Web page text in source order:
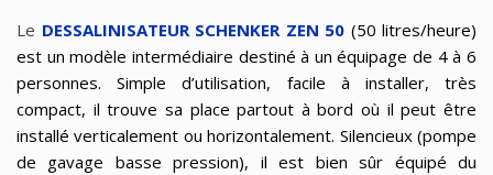
Le DESSALINISATEUR SCHENKER ZEN 50 (50 litres/heure)
est un modèle intermédiaire destiné à un équipage de 4 à 6
personnes. Simple d’utilisation, facile à installer, très
compact, il trouve sa place partout à bord où il peut être
installé verticalement ou horizontalement. Silencieux (pompe
de gavage basse pression), il est bien sûr équipé du